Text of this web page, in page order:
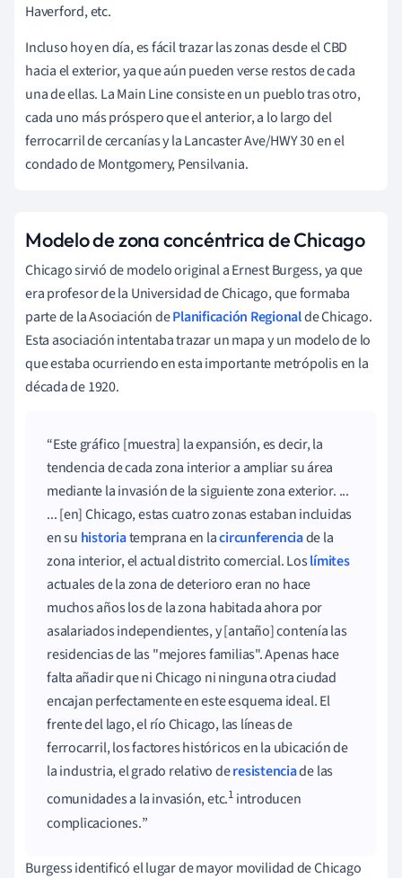
Haverford, etc.
Incluso hoy en día, es fácil trazar las zonas desde el CBD
hacia el exterior, ya que aún pueden verse restos de cada
una de ellas. La Main Line consiste en un pueblo tras otro,
cada uno más próspero que el anterior, a lo largo del
ferrocarril de cercanías y la Lancaster Ave/HWY 30 en el
condado de Montgomery, Pensilvania.
Modelo de zona concéntrica de Chicago
Chicago sirvió de modelo original a Ernest Burgess, ya que
era profesor de la Universidad de Chicago, que formaba
parte de la Asociación dePlanificación Regionalde Chicago.
Esta asociación intentaba trazar un mapa y un modelo de lo
que estaba ocurriendo en esta importante metrópolis en la
década de 1920.
Este gráfico [muestra] la expansión, es decir, la
tendencia de cada zona interior a ampliar su área
mediante la invasión de la siguiente zona exterior. ...
... [en] Chicago, estas cuatro zonas estaban incluidas
en su historiatemprana en lacircunferenciade la
zona interior, el actual distrito comercial. Loslímites
actuales de la zona de deterioro eran no hace
muchos años los de la zona habitada ahora por
asalariados independientes, y [antaño] contenía las
residencias de las "mejores familias". Apenas hace
falta añadir que ni Chicago ni ninguna otra ciudad
encajan perfectamente en este esquema ideal. El
frente del lago, el río Chicago, las líneas de
ferrocarril, los factores históricos en la ubicación de
la industria, el grado relativo deresistenciade las
comunidades a la invasión, etc.1introducen
complicaciones.
Burgess identificó el lugar de mayor movilidad de Chicago